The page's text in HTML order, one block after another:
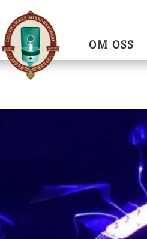
OM OSS